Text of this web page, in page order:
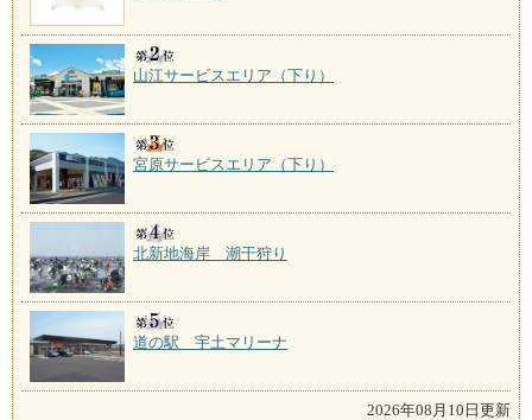
山江サービスエリア（下り）
宮原サービスエリア（下り）
北新地海岸 潮干狩り
道の駅 宇土マリーナ
2026年08月10日更新